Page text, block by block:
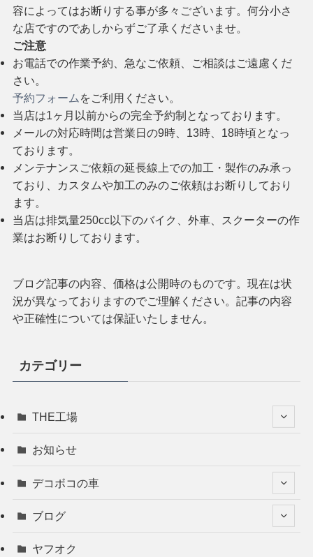
容によってはお断りする事が多々ございます。何分小さ
な店ですのであしからずご了承くださいませ。
ご注意
お電話での作業予約、急なご依頼、ご相談はご遠慮くだ
さい。
予約フォーム をご利用ください。
当店は1ヶ月以前からの完全予約制となっております。
メールの対応時間は営業日の9時、13時、18時頃となっ
ております。
メンテナンスご依頼の延長線上での加工・製作のみ承っ
ており、カスタムや加工のみのご依頼はお断りしており
ます。
当店は排気量250cc以下のバイク、外車、スクーターの作
業はお断りしております。
ブログ記事の内容、価格は公開時のものです。現在は状
況が異なっておりますのでご理解ください。記事の内容
や正確性については保証いたしません。
カテゴリー
THE工場
お知らせ
デコボコの車
ブログ
ヤフオク